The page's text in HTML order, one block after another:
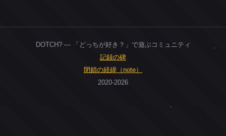
DOTCH? — 「どっちが好き？」で遊ぶコミュニティ
記録の碑
閉鎖の経緯（note）
2020-2026